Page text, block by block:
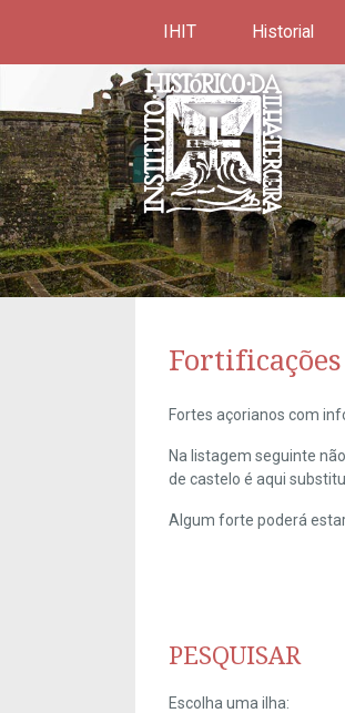
IHIT Historial
Fortificações
Fortes açorianos com
Na listagem seguinte
de castelo é aqui
Algum forte poderá
PESQUISAR
Escolha uma ilha: